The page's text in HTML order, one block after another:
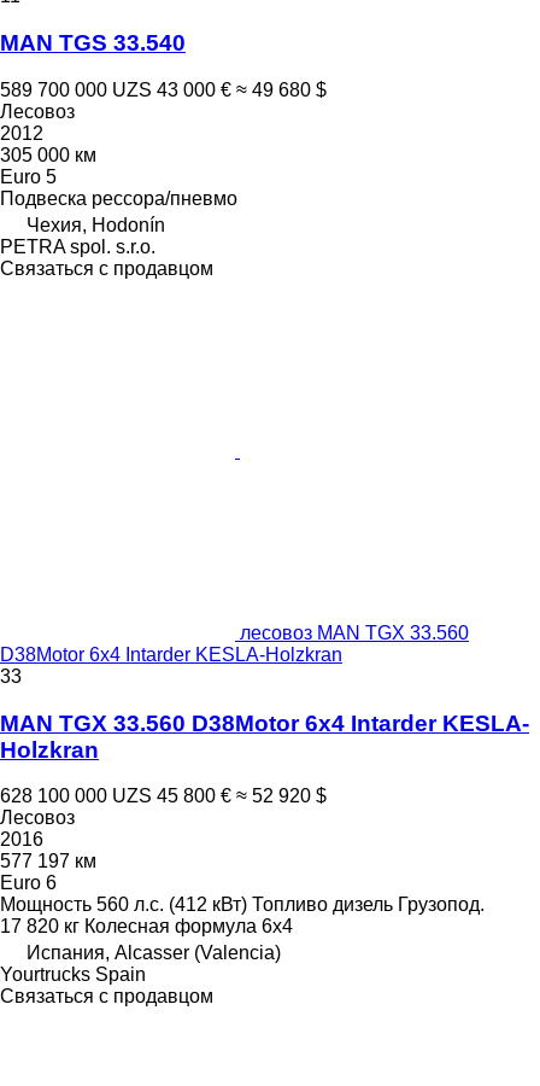
MAN TGS 33.540
589 700 000 UZS 43 000 € ≈ 49 680 $
Лесовоз
2012
305 000 км
Euro 5
Подвеска рессора/пневмо
Чехия, Hodonín
PETRA spol. s.r.o.
Связаться с продавцом
лесовоз MAN TGX 33.560
D38Motor 6x4 Intarder KESLA-Holzkran
33
MAN TGX 33.560 D38Motor 6x4 Intarder KESLA-
Holzkran
628 100 000 UZS 45 800 € ≈ 52 920 $
Лесовоз
2016
577 197 км
Euro 6
Мощность 560 л.с. (412 кВт) Топливо дизель Грузопод.
17 820 кг Колесная формула 6x4
Испания, Alcasser (Valencia)
Yourtrucks Spain
Связаться с продавцом